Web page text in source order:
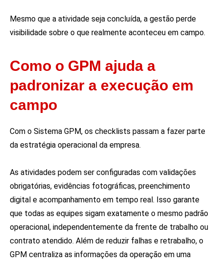
Mesmo que a atividade seja concluída, a gestão perde
visibilidade sobre o que realmente aconteceu em campo.
Como o GPM ajuda a
padronizar a execução em
campo
Com o Sistema GPM, os checklists passam a fazer parte
da estratégia operacional da empresa.
As atividades podem ser configuradas com validações
obrigatórias, evidências fotográficas, preenchimento
digital e acompanhamento em tempo real. Isso garante
que todas as equipes sigam exatamente o mesmo padrão
operacional, independentemente da frente de trabalho ou
contrato atendido. Além de reduzir falhas e retrabalho, o
GPM centraliza as informações da operação em uma